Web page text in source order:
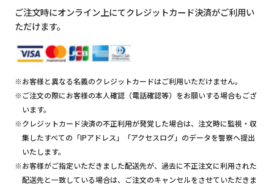
ご注文時にオンライン上にてクレジットカード決済がご利用い
ただけます。
※お客様と異なる名義のクレジットカードはご利用いただけません。
※ご注文の際にお客様の本人確認（電話確認等）をお願いする場合もござ
います。
※クレジットカード決済の不正利用が発覚した場合は、注文時に監視・収
集したすべての「IPアドレス」「アクセスログ」のデータを警察へ提出
いたします。
※お客様がご指定いただきました配送先が、過去に不正注文に利用された
配送先と一致している場合は、ご注文のキャンセルをさせていただきま